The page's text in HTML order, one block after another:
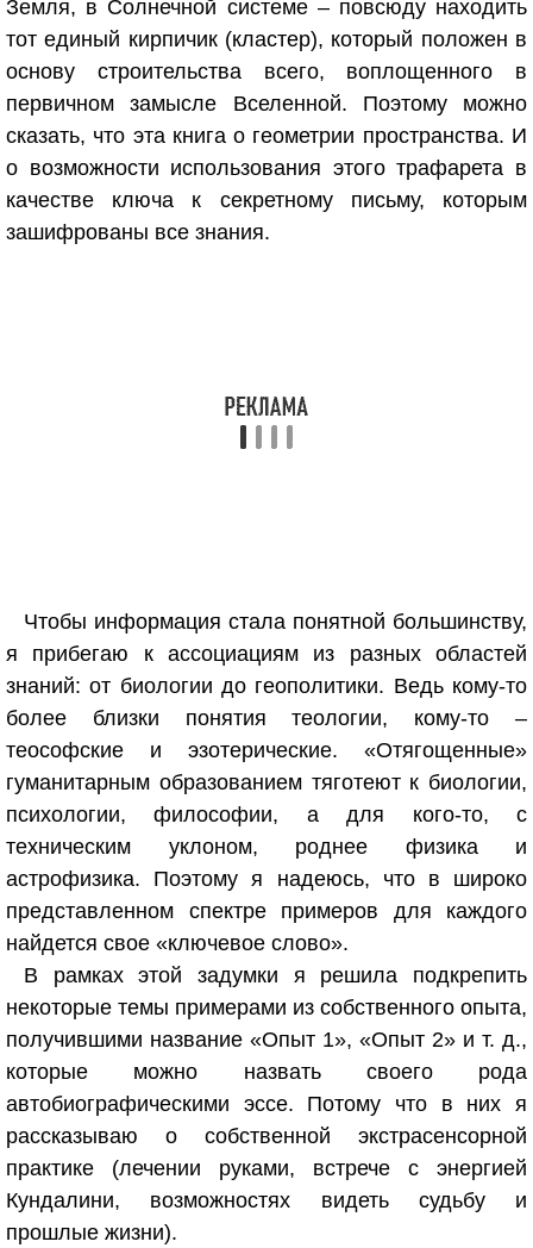
Земля, в Солнечной системе – повсюду находить
тот единый кирпичик (кластер), который положен в
основу строительства всего, воплощенного в
первичном замысле Вселенной. Поэтому можно
сказать, что эта книга о геометрии пространства. И
о возможности использования этого трафарета в
качестве ключа к секретному письму, которым
зашифрованы все знания.
Чтобы информация стала понятной большинству,
я прибегаю к ассоциациям из разных областей
знаний: от биологии до геополитики. Ведь кому-то
более близки понятия теологии, кому-то –
теософские и эзотерические. «Отягощенные»
гуманитарным образованием тяготеют к биологии,
психологии, философии, а для кого-то, с
техническим уклоном, роднее физика и
астрофизика. Поэтому я надеюсь, что в широко
представленном спектре примеров для каждого
найдется свое «ключевое слово».
В рамках этой задумки я решила подкрепить
некоторые темы примерами из собственного опыта,
получившими название «Опыт 1», «Опыт 2» и т. д.,
которые можно назвать своего рода
автобиографическими эссе. Потому что в них я
рассказываю о собственной экстрасенсорной
практике (лечении руками, встрече с энергией
Кундалини, возможностях видеть судьбу и
прошлые жизни).